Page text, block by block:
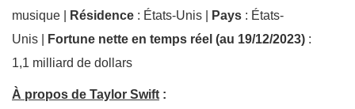
musique |
Résidence : États-Unis | Pays : États-
Unis |
Fortune nette en temps réel (au 19/12/2023) :
1,1 milliard de dollars
À propos de Taylor Swift :